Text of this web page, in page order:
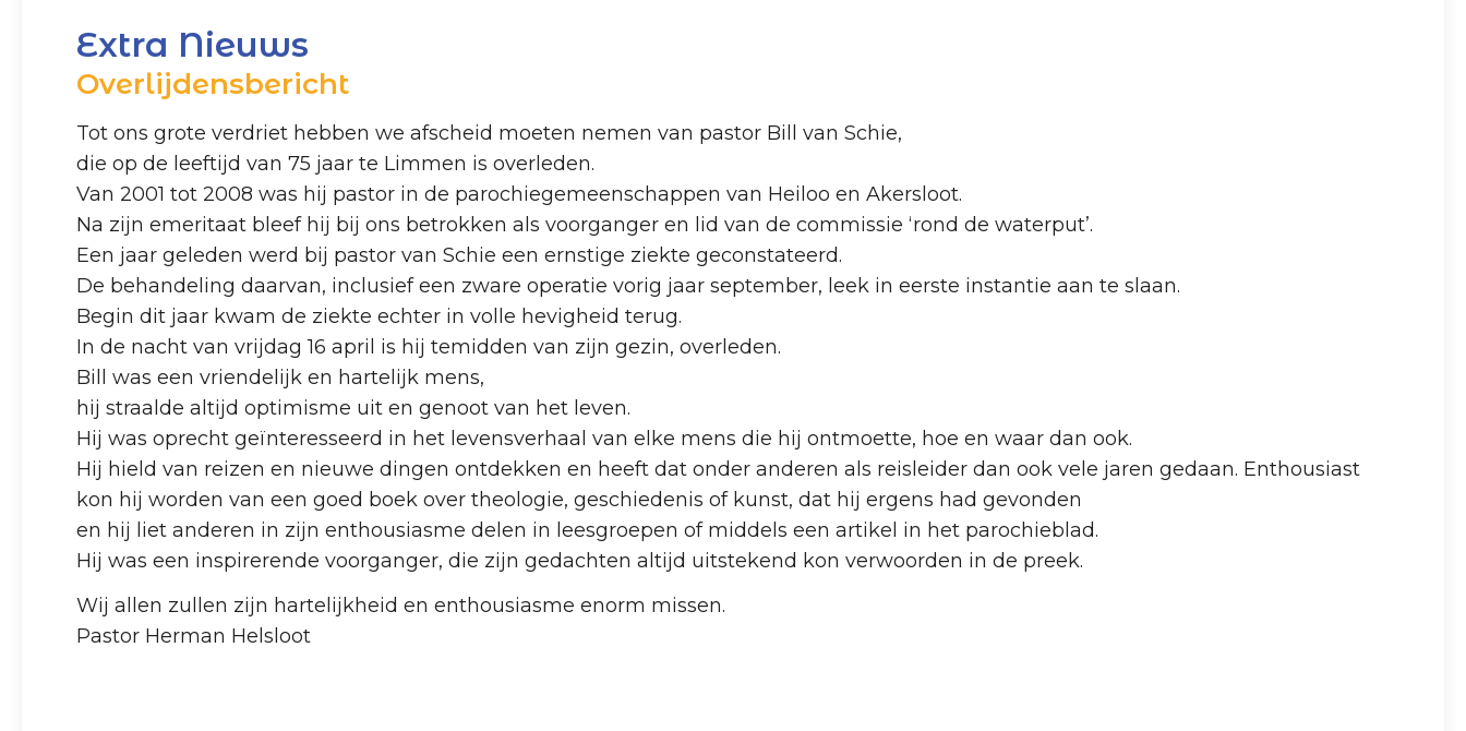
Extra Nieuws
Overlijdensbericht
Tot ons grote verdriet hebben we afscheid moeten nemen van pastor Bill van Schie,
die op de leeftijd van 75 jaar te Limmen is overleden.
Van 2001 tot 2008 was hij pastor in de parochiegemeenschappen van Heiloo en Akersloot.
Na zijn emeritaat bleef hij bij ons betrokken als voorganger en lid van de commissie ‘rond de waterput’.
Een jaar geleden werd bij pastor van Schie een ernstige ziekte geconstateerd.
De behandeling daarvan, inclusief een zware operatie vorig jaar september, leek in eerste instantie aan te slaan.
Begin dit jaar kwam de ziekte echter in volle hevigheid terug.
In de nacht van vrijdag 16 april is hij temidden van zijn gezin, overleden.
Bill was een vriendelijk en hartelijk mens,
hij straalde altijd optimisme uit en genoot van het leven.
Hij was oprecht geïnteresseerd in het levensverhaal van elke mens die hij ontmoette, hoe en waar dan ook.
Hij hield van reizen en nieuwe dingen ontdekken en heeft dat onder anderen als reisleider dan ook vele jaren gedaan. Enthousiast
kon hij worden van een goed boek over theologie, geschiedenis of kunst, dat hij ergens had gevonden
en hij liet anderen in zijn enthousiasme delen in leesgroepen of middels een artikel in het parochieblad.
Hij was een inspirerende voorganger, die zijn gedachten altijd uitstekend kon verwoorden in de preek.
Wij allen zullen zijn hartelijkheid en enthousiasme enorm missen.
Pastor Herman Helsloot